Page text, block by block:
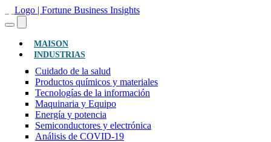
MAISON(ACTUAL)
INDUSTRIAS
Cuidado de la salud
Productos químicos y materiales
Tecnologías de la información
Maquinaria y Equipo
Energía y potencia
Semiconductores y electrónica
Análisis de COVID-19